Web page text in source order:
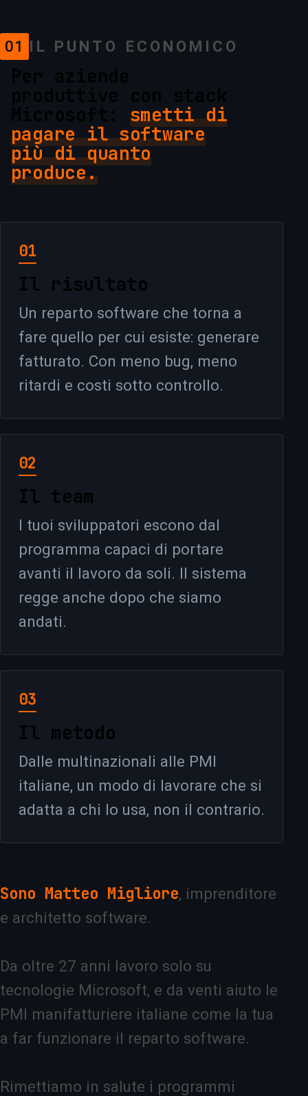
01 IL PUNTO ECONOMICO
smetti di
pagare il software
più di quanto
produce.
01
Il risultato
Un reparto software che torna a
fare quello per cui esiste: generare
fatturato. Con meno bug, meno
ritardi e costi sotto controllo.
02
Il team
I tuoi sviluppatori escono dal
programma capaci di portare
avanti il lavoro da soli. Il sistema
regge anche dopo che siamo
andati.
03
Il metodo
Dalle multinazionali alle PMI
italiane, un modo di lavorare che si
adatta a chi lo usa, non il contrario.
Sono Matteo Migliore, imprenditore
e architetto software.
Da oltre 27 anni lavoro solo su
tecnologie Microsoft, e da venti aiuto le
PMI manifatturiere italiane come la tua
a far funzionare il reparto software.
Rimettiamo in salute i programmi